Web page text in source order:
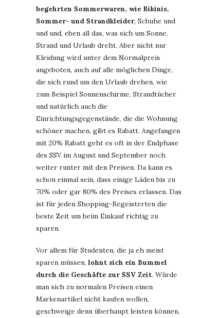
begehrten Sommerwaren, wie Bikinis,
Sommer- und Strandkleider, Schuhe und
und und, eben all das, was sich um Sonne,
Strand und Urlaub dreht. Aber nicht nur
Kleidung wird unter dem Normalpreis
angeboten, auch auf alle möglichen Dinge,
die sich rund um den Urlaub drehen, wie
zum Beispiel Sonnenschirme, Strandtücher
und natürlich auch die
Einrichtungsgegenstände, die die Wohnung
schöner machen, gibt es Rabatt. Angefangen
mit 20% Rabatt geht es oft in der Endphase
des SSV im August und September noch
weiter runter mit den Preisen. Da kann es
schon einmal sein, dass einige Läden bis zu
70% oder gar 80% des Preises erlassen. Das
ist für jeden Shopping-Begeisterten die
beste Zeit um beim Einkauf richtig zu
sparen.
Vor allem für Studenten, die ja eh meist
sparen müssen, lohnt sich ein Bummel
durch die Geschäfte zur SSV Zeit. Würde
man sich zu normalen Preisen einen
Markenartikel nicht kaufen wollen,
geschweige denn überhaupt leisten können,